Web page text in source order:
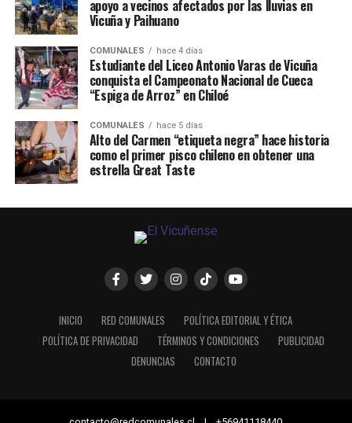
apoyo a vecinos afectados por las lluvias en
Vicuña y Paihuano
COMUNALES hace 4 días
Estudiante del Liceo Antonio Varas de Vicuña
conquista el Campeonato Nacional de Cueca
“Espiga de Arroz” en Chiloé
COMUNALES hace 5 días
Alto del Carmen “etiqueta negra” hace historia
como el primer pisco chileno en obtener una
estrella Great Taste
INICIO RED COMUNALES
POLÍTICA EDITORIAL Y ÉTICA
POLÍTICA DE PRIVACIDAD
TÉRMINOS Y CONDICIONES
PUBLICIDAD
DENUNCIAS
CONTACTO